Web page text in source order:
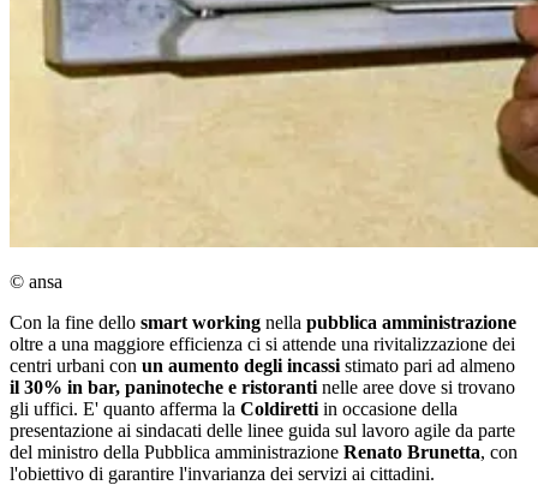
© ansa
Con la fine dello smart working nella pubblica amministrazione
oltre a una maggiore efficienza ci si attende una rivitalizzazione dei
centri urbani con un aumento degli incassi stimato pari ad almeno
il 30% in bar, paninoteche e ristoranti nelle aree dove si trovano
gli uffici. E' quanto afferma la Coldiretti in occasione della
presentazione ai sindacati delle linee guida sul lavoro agile da parte
del ministro della Pubblica amministrazione Renato Brunetta, con
l'obiettivo di garantire l'invarianza dei servizi ai cittadini.